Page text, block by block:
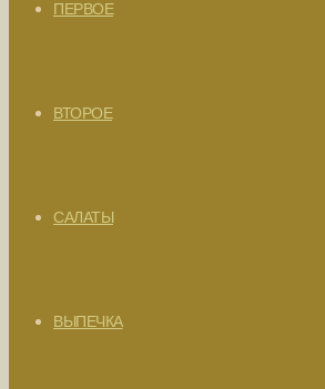
ПЕРВОЕ
ВТОРОЕ
САЛАТЫ
ВЫПЕЧКА